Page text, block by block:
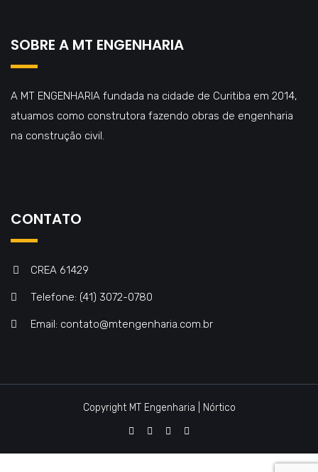
SOBRE A MT ENGENHARIA
A MT ENGENHARIA fundada na cidade de Curitiba em 2014,
atuamos como construtora fazendo obras de engenharia
na construção civil.
CONTATO
CREA 61429
Telefone: (41) 3072-0780
Email: contato@mtengenharia.com.br
Copyright MT Engenharia | Nórtico